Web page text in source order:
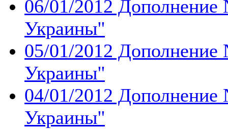
06/01/2012 Дополнение
Украины''
05/01/2012 Дополнение
Украины''
04/01/2012 Дополнение
Украины''